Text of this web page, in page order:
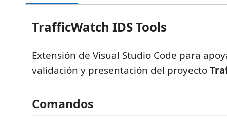
TrafficWatch IDS Tools
Extensión de Visual Studio Code para
validación y presentación del proyecto
Comandos